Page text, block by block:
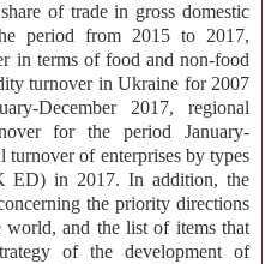
of trade in gross domestic
period from 2015 to 2017,
in terms of food and non-food
turnover in Ukraine for 2007
December 2017, regional
for the period January-
turnover of enterprises by types
ED) in 2017. In addition, the
the priority directions
and the list of items that
of the development of